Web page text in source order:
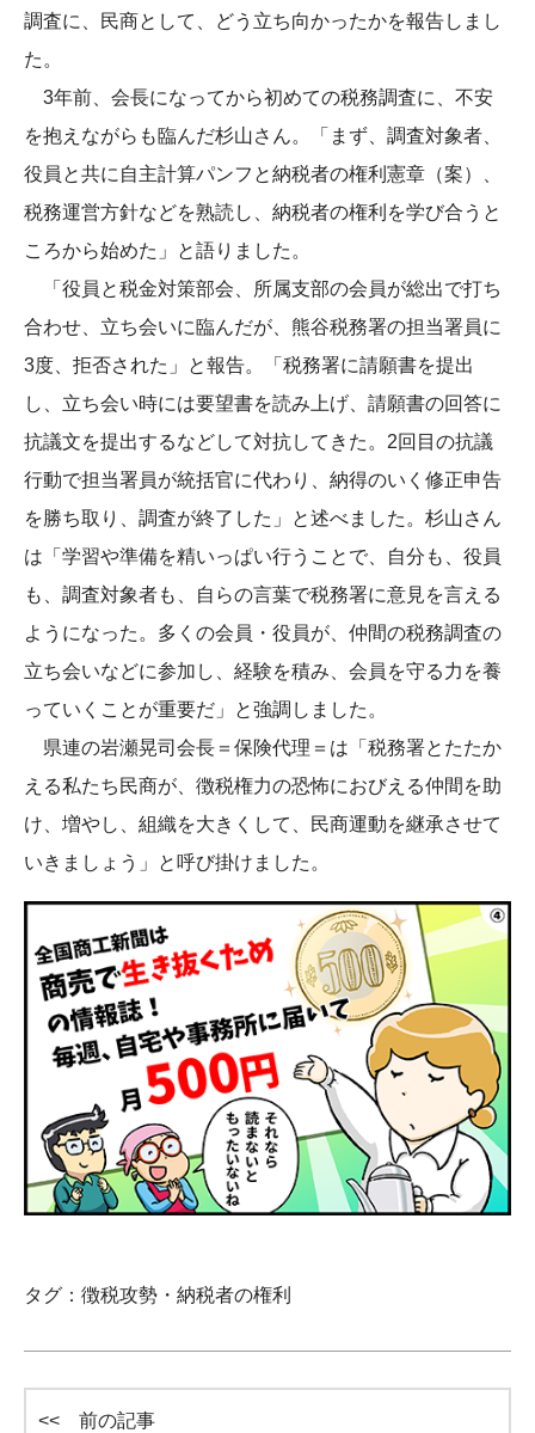
調査に、民商として、どう立ち向かったかを報告しまし
た。
3年前、会長になってから初めての税務調査に、不安
を抱えながらも臨んだ杉山さん。「まず、調査対象者、
役員と共に自主計算パンフと納税者の権利憲章（案）、
税務運営方針などを熟読し、納税者の権利を学び合うと
ころから始めた」と語りました。
「役員と税金対策部会、所属支部の会員が総出で打ち
合わせ、立ち会いに臨んだが、熊谷税務署の担当署員に
3度、拒否された」と報告。「税務署に請願書を提出
し、立ち会い時には要望書を読み上げ、請願書の回答に
抗議文を提出するなどして対抗してきた。2回目の抗議
行動で担当署員が統括官に代わり、納得のいく修正申告
を勝ち取り、調査が終了した」と述べました。杉山さん
は「学習や準備を精いっぱい行うことで、自分も、役員
も、調査対象者も、自らの言葉で税務署に意見を言える
ようになった。多くの会員・役員が、仲間の税務調査の
立ち会いなどに参加し、経験を積み、会員を守る力を養
っていくことが重要だ」と強調しました。
県連の岩瀬晃司会長＝保険代理＝は「税務署とたたか
える私たち民商が、徴税権力の恐怖におびえる仲間を助
け、増やし、組織を大きくして、民商運動を継承させて
いきましょう」と呼び掛けました。
タグ： 徴税攻勢・納税者の権利
<< 前の記事